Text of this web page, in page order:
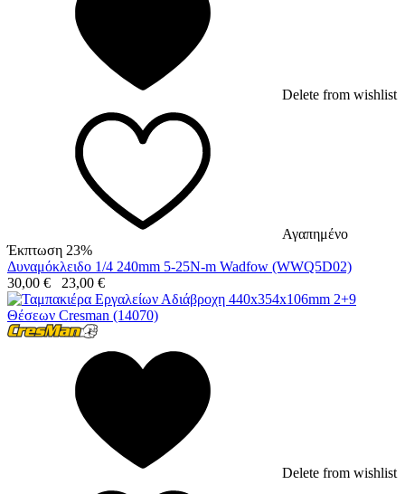
Delete from wishlist
Αγαπημένο
Έκπτωση 23%
Δυναμόκλειδο 1/4 240mm 5-25N-m Wadfow (WWQ5D02)
30,00 € 23,00 €
Delete from wishlist